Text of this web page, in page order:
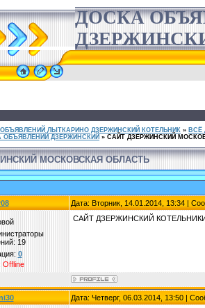
ДОСКА
ЛЫТКАРИНО ДЗЕРЖИНСКИЙ КОТЕЛЬНИК » ВСЁ
ОБЪЯВЛЕНИЙ ДЗЕРЖИНСКИЙ » САЙТ ДЗЕРЖИНСКИЙ
МОСКОВСКАЯ ОБЛАСТЬ
Дата: Вторник, 14.01.2014, 13:34 |
19
0
Offline
САЙТ ДЗЕРЖИНСКИЙ
Дата: Четверг, 06.03.2014, 13:50 |